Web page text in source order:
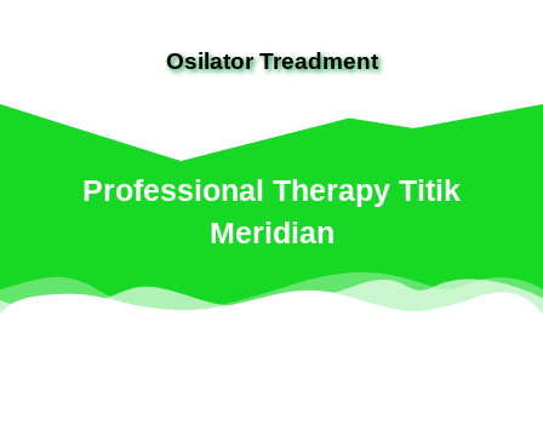
Osilator Treadment
Professional Therapy Titik
Meridian